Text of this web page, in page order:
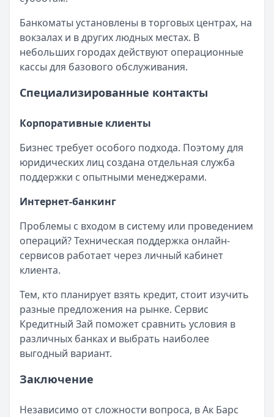
Обслуживание:
Рейтинг:4.9
РОССИЯ— 180 дней без %
Лимит: до750 000 ₽
Льготный период:180 дней
Рейтинг:4.8
Банкоматы установлены в торговых центрах, на
вокзалах и в других людных местах. В
небольших городах действуют операционные
кассы для базового обслуживания.
Специализированные контакты
Корпоративные клиенты
Бизнес требует особого подхода. Поэтому для
юридических лиц создана отдельная служба
поддержки с опытными менеджерами.
Интернет-банкинг
Проблемы с входом в систему или проведением
операций? Техническая поддержка онлайн-
сервисов работает через личный кабинет
клиента.
Тем, кто планирует взять кредит, стоит изучить
разные предложения на рынке. Сервис
Кредитный Зай поможет сравнить условия в
различных банках и выбрать наиболее
выгодный вариант.
Заключение
Независимо от сложности вопроса, в Ак Барс